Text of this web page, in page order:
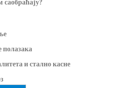
саобраћају?
полазака
и стално касне